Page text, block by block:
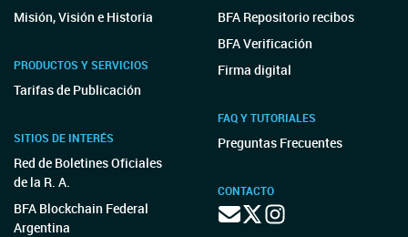
Misión, Visión e Historia
PRODUCTOS Y SERVICIOS
Tarifas de Publicación
SITIOS DE INTERÉS
Red de Boletines Oficiales
de la R. A.
BFA Blockchain Federal
Argentina
BFA Repositorio recibos
BFA Verificación
Firma digital
FAQ Y TUTORIALES
Preguntas Frecuentes
CONTACTO